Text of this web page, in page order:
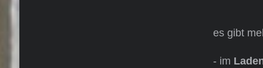
es gibt
- im